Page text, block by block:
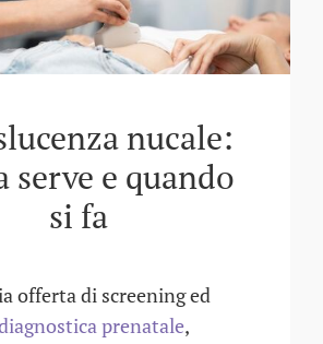
nucale:
serve e quando
si fa
offerta di screening ed
prenatale,